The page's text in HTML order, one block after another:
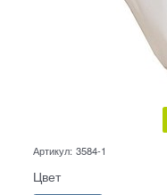
Артикул: 3584-1
Цвет